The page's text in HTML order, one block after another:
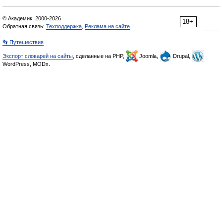
18+
© Академик, 2000-2026
Обратная связь: Техподдержка Реклама на сайте
👣 Путешествия
Экспорт словарей на сайты , сделанные на PHP, Joomla,
Drupal,
WordPress, MODx.